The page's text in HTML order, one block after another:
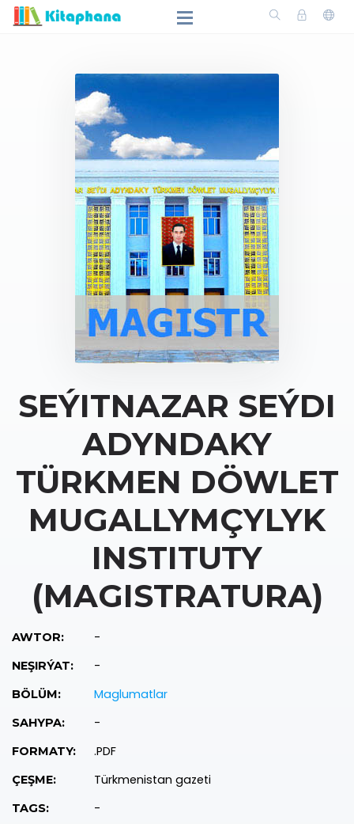
SEÝITNAZAR SEÝDI
ADYNDAKY
TÜRKMEN DÖWLET
MUGALLYMÇYLYK
INSTITUTY
(MAGISTRATURA)
AWTOR: -
NEŞIRÝAT: -
BÖLÜM: Maglumatlar
SAHYPA: -
FORMATY: .PDF
ÇEŞME: Türkmenistan gazeti
TAGS: -